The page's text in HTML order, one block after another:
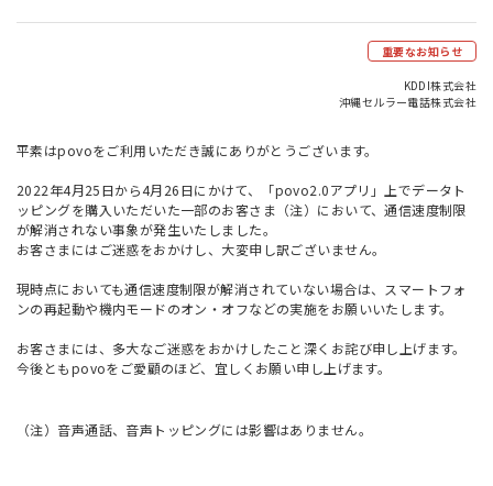
重要なお知らせ
KDDI株式会社
沖縄セルラー電話株式会社
平素はpovoをご利用いただき誠にありがとうございます。
2022年4月25日から4月26日にかけて、「povo2.0アプリ」上でデータト
ッピングを購入いただいた一部のお客さま（注）において、通信速度制限
が解消されない事象が発生いたしました。
お客さまにはご迷惑をおかけし、大変申し訳ございません。
現時点においても通信速度制限が解消されていない場合は、スマートフォ
ンの再起動や機内モードのオン・オフなどの実施をお願いいたします。
お客さまには、多大なご迷惑をおかけしたこと深くお詫び申し上げます。
今後ともpovoをご愛顧のほど、宜しくお願い申し上げます。
（注）音声通話、音声トッピングには影響はありません。